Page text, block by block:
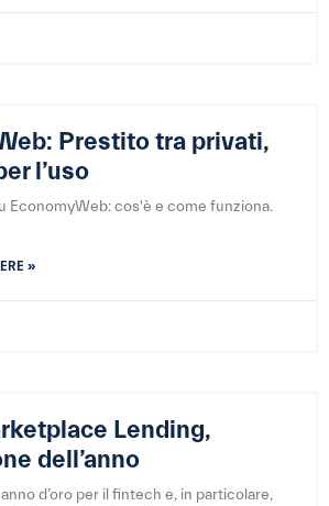
Prestito tra privati,
l’uso
EconomyWeb: cos'è e come funziona.
»
Lending,
dell’anno
anno d’oro per il fintech e, in particolare,